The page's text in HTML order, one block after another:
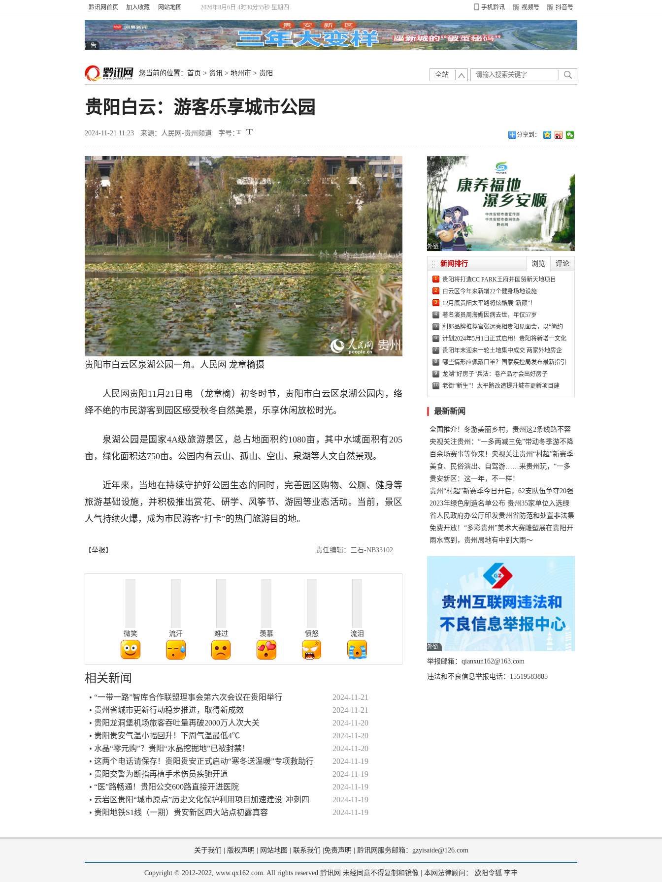
黔讯网首页 加入收藏 网站地图 2026年8月6日 4时30分55秒 星期四 手机黔讯 视频号 抖音号
广告
您当前的位置： 首页 > 资讯 > 地州市 > 贵阳 全站
贵阳白云：游客乐享城市公园
2024-11-21 11:23 来源：人民网-贵州频道 字号： 分享到：
贵阳市白云区泉湖公园一角。人民网 龙章榆摄
人民网贵阳11月21日电 （龙章榆）初冬时节，贵阳市白云区泉湖公园内，络
绎不绝的市民游客到园区感受秋冬自然美景，乐享休闲放松时光。
泉湖公园是国家4A级旅游景区，总占地面积约1080亩，其中水域面积有205
亩，绿化面积达750亩。公园内有云山、孤山、空山、泉湖等人文自然景观。
近年来，当地在持续守护好公园生态的同时，完善园区购物、公厕、健身等
旅游基础设施，并积极推出赏花、研学、风筝节、游园等业态活动。当前，景区
人气持续火爆，成为市民游客“打卡”的热门旅游目的地。
【举报】 责任编辑：三石-NB33102
微笑 流汗 难过 羡慕 愤怒 流泪
相关新闻
• “一带一路”智库合作联盟理事会第六次会议在贵阳举行
2024-11-21
• 贵州省城市更新行动稳步推进，取得新成效
2024-11-21
• 贵阳龙洞堡机场旅客吞吐量再破2000万人次大关
2024-11-20
• 贵阳贵安气温小幅回升！下周气温最低4℃
2024-11-20
• 水晶“零元购”？贵阳“水晶挖掘地”已被封禁！
2024-11-20
• 这两个电话请保存！贵阳贵安正式启动“寒冬送温暖”专项救助行
2024-11-19
• 贵阳交警为断指再植手术伤员疾驰开道
2024-11-19
• “医”路畅通！贵阳公交600路直接开进医院
2024-11-19
• 云岩区贵阳“城市原点”历史文化保护利用项目加速建设| 冲刺四
2024-11-19
• 贵阳地铁S1线（一期）贵安新区四大站点初露真容
2024-11-19
外链
浏览 评论
新闻排行
1 贵阳将打造CC PARK王府井国贸新天地项目
2 白云区今年来新增22个健身场地设施
3 12月底贵阳太平路将炫酷展“新颜”！
4 著名演员周海媚因病去世，年仅57岁
5 利郎品牌推荐官张远亮相贵阳见面会，以“简约
6 计划2024年5月1日正式启用！贵阳将新增一文化
7 贵阳年末迎来一轮土地集中成交 两家外地房企
8 哪些情形应佩戴口罩？国家疾控局发布最新指引
9 龙湖“好房子”兵法：卷产品才会出好房子
10 老街“新生”！太平路改造提升城市更新项目建
最新新闻
全国推介！冬游美丽乡村，贵州这2条线路不容
错过
央视关注贵州：“一多两减三免”带动冬季游不降
温
百余场赛事等你来！央视关注贵州“村超”新赛季
正式“打响”
美食、民俗演出、自驾游……来贵州玩，“一多
两减三免”！
贵安新区：这一年，不一样！
贵州“村超”新赛季今日开启，62支队伍争夺20强
名额
2023年绿色制造名单公布 贵州35家单位入选绿
色工厂
省人民政府办公厅印发贵州省防范和处置非法集
资工作实施细则
免费开放！“多彩贵州”美术大赛雕塑展在贵阳开
展，持续至1月19日
雨水驾到，贵州局地有中到大雨～
外链
举报邮箱：qianxun162@163.com
违法和不良信息举报电话：15519583885
关于我们 版权声明 网站地图 联系我们 免责声明 黔讯网服务邮箱：gzyisaide@126.com
Copyright © 2012-2022, www.qx162.com. All rights reserved.黔讯网 未经同意不得复制和镜像 | 本网法律顾问： 欧阳令狐 李丰